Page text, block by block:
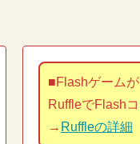
■Flashゲーム
RuffleでFlash
→ Ruffleの詳細